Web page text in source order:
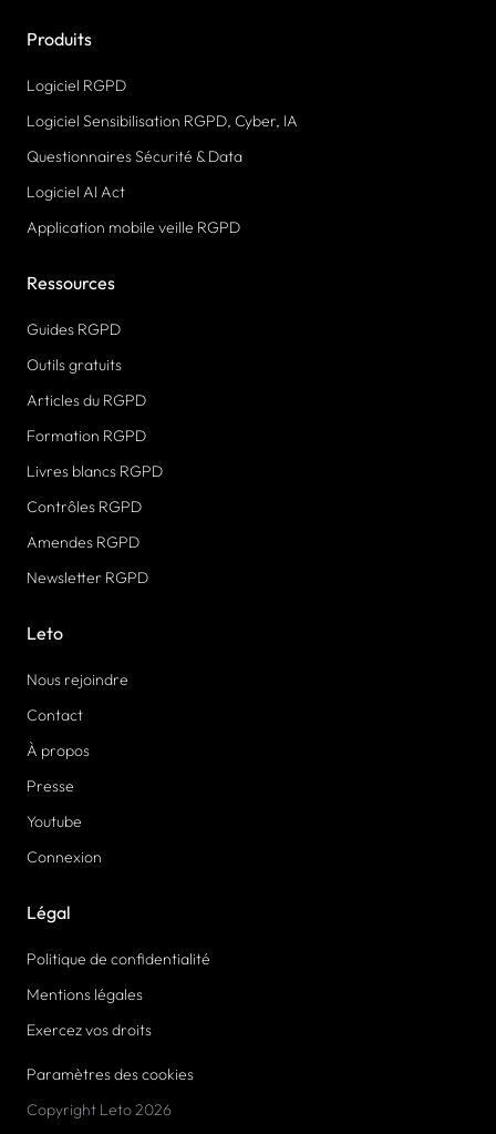
Produits
Logiciel RGPD
Logiciel Sensibilisation RGPD, Cyber, IA
Questionnaires Sécurité & Data
Logiciel AI Act
Application mobile veille RGPD
Ressources
Guides RGPD
Outils gratuits
Articles du RGPD
Formation RGPD
Livres blancs RGPD
Contrôles RGPD
Amendes RGPD
Newsletter RGPD
Leto
Nous rejoindre
Contact
À propos
Presse
Youtube
Connexion
Légal
Politique de confidentialité
Mentions légales
Exercez vos droits
Paramètres des cookies
Copyright Leto 2026